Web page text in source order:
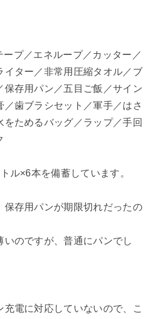
プ／エネループ／カッター／
イター／非常用圧縮タオル／ブ
保存用パン／五目ご飯／サイン
歯ブラシセット／軍手／はさ
ためるバッグ／ラップ／手回
ル×6本を備蓄しています。
保存用パンが期限切れだったの
いのですが、普通にパンでし
電に対応していないので、こ